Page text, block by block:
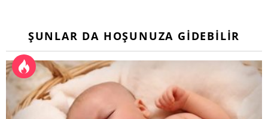
ŞUNLAR DA HOŞUNUZA GIDEBILIR